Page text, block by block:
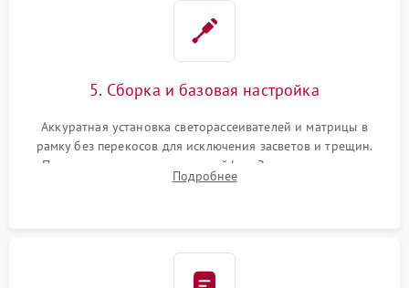
5. Сборка и базовая настройка
Аккуратная установка светорассеивателей и матрицы в
рамку без перекосов для исключения засветов и трещин.
Подключение внутренних шлейфов. Закрытие корпуса.
Сброс настроек и обновление программного обеспечения.
Подробнее